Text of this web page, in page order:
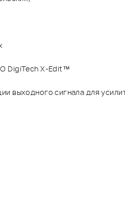
DigiTech X-Edit™
выходного сигнала для